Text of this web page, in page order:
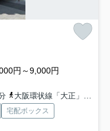
円～9,000円
大阪環状線「大正」駅 徒歩9分
宅配ボックス